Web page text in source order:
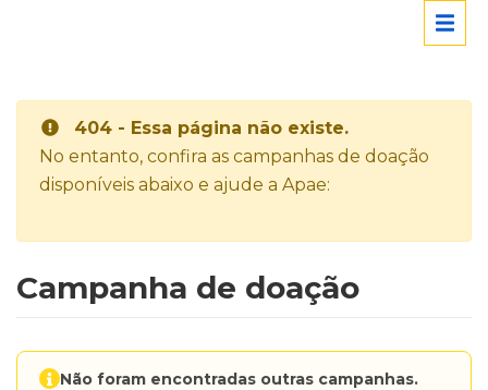
404 - Essa página não existe.
No entanto, confira as campanhas de doação
disponíveis abaixo e ajude a Apae:
Campanha de doação
Não foram encontradas outras campanhas.